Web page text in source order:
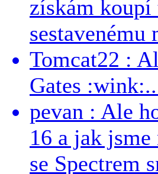
získám koupí
sestavenému
Tomcat22 :
Gates
pevan : Ale
16 a jak
se Spectrem